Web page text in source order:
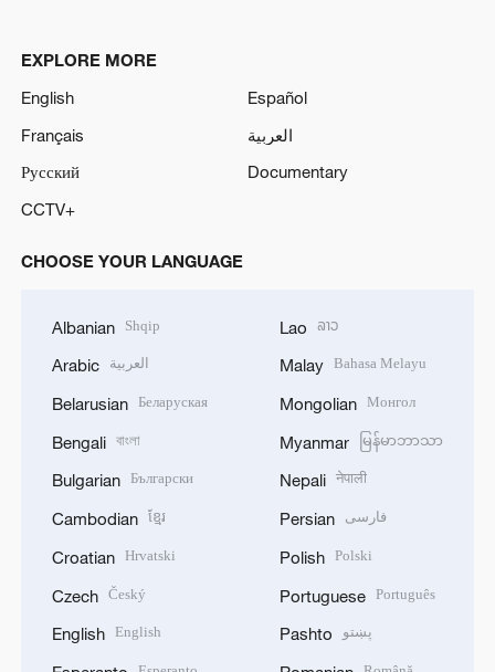
EXPLORE MORE
English
Español
Français
العربية
Русский
Documentary
CCTV+
CHOOSE YOUR LANGUAGE
Albanian Shqip
Arabic العربية
Belarusian Беларуская
Bengali বাংলা
Bulgarian Български
Cambodian ខ្មែរ
Croatian Hrvatski
Czech Český
English English
Lao ລາວ
Malay Bahasa Melayu
Mongolian Монгол
Myanmar မြန်မာဘာသာ
Nepali नेपाली
Persian فارسی
Polish Polski
Portuguese Português
Pashto پښتو